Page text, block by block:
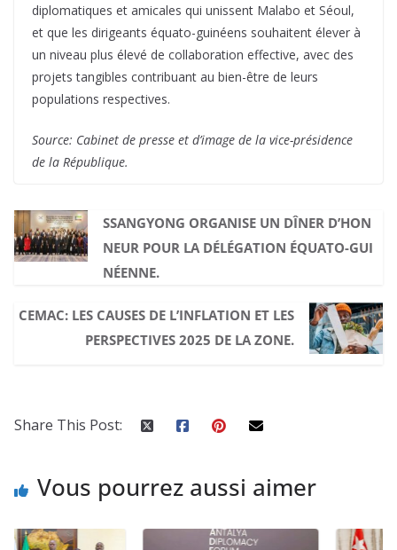
diplomatiques et amicales qui unissent Malabo et Séoul,
et que les dirigeants équato-guinéens souhaitent élever à
un niveau plus élevé de collaboration effective, avec des
projets tangibles contribuant au bien-être de leurs
populations respectives.
Source: Cabinet de presse et d’image de la vice-présidence
de la République.
SSANGYONG ORGANISE UN DÎNER D’HON
NEUR POUR LA DÉLÉGATION ÉQUATO-GUI
NÉENNE.
CEMAC: LES CAUSES DE L’INFLATION ET LES
PERSPECTIVES 2025 DE LA ZONE.
Share This Post:
Vous pourrez aussi aimer